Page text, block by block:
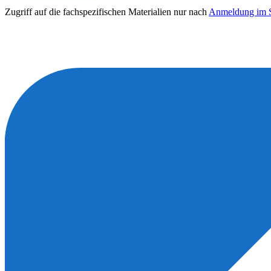
Zugriff auf die fachspezifischen Materialien nur nach Anmeldung im